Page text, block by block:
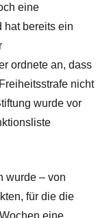
eine
hat bereits ein
ordnete an, dass
nicht
wurde vor
wurde – von
für die die
eine